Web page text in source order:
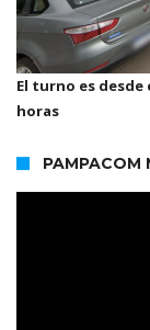
El turno es desde
horas
PAMPACOM